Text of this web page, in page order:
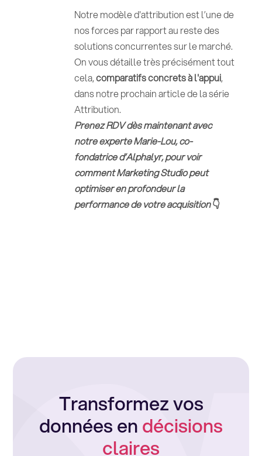
Notre modèle d'attribution estl’une de
nos forces par rapport au reste des
solutions concurrentes sur le marché.
On vous détaille très précisément tout
cela,comparatifs concrets à l'appui,
dans notre prochain article de la série
Attribution.
Prenez RDV dès maintenant avec
notre experte Marie-Lou, co-
fondatrice d’Alphalyr, pour voir
comment Marketing Studio peut
optimiser en profondeur la
performance de votre acquisition👇
Transformez vos
données endécisions
claires